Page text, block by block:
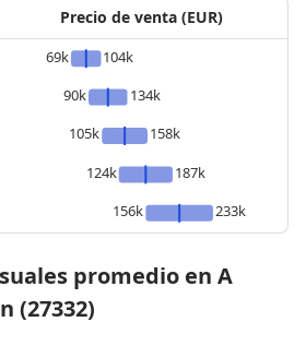
Precio de venta (EUR)
69k
104k
90k
134k
105k
158k
124k
187k
156k
233k
promedio en A
(27332)